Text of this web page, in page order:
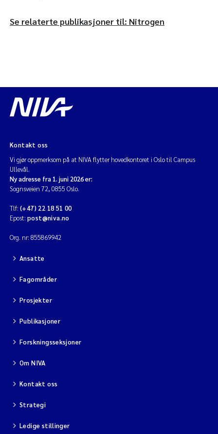
Se relaterte publikasjoner til: Nitrogen
Kontakt oss
Vi gjør oppmerksom på at NIVA flytter hovedkontoret i Oslo til Campus
Ullevål.
Ny adresse fra 1. juni 2026 er:
Sognsveien 72, 0855 Oslo.
Tlf: (+47) 22 18 51 00
Epost: post@niva.no
Org. nr: 855869942
Ansatte
Fagområder
Prosjekter
Publikasjoner
Forskningsseksjoner
Om NIVA
Kontakt oss
Strategi
Ledige stillinger